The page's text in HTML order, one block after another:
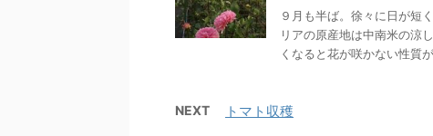
９月も半ば。徐々に日が短
リアの原産地は中南米の涼
くなると花が咲かない性質
NEXT トマト収穫